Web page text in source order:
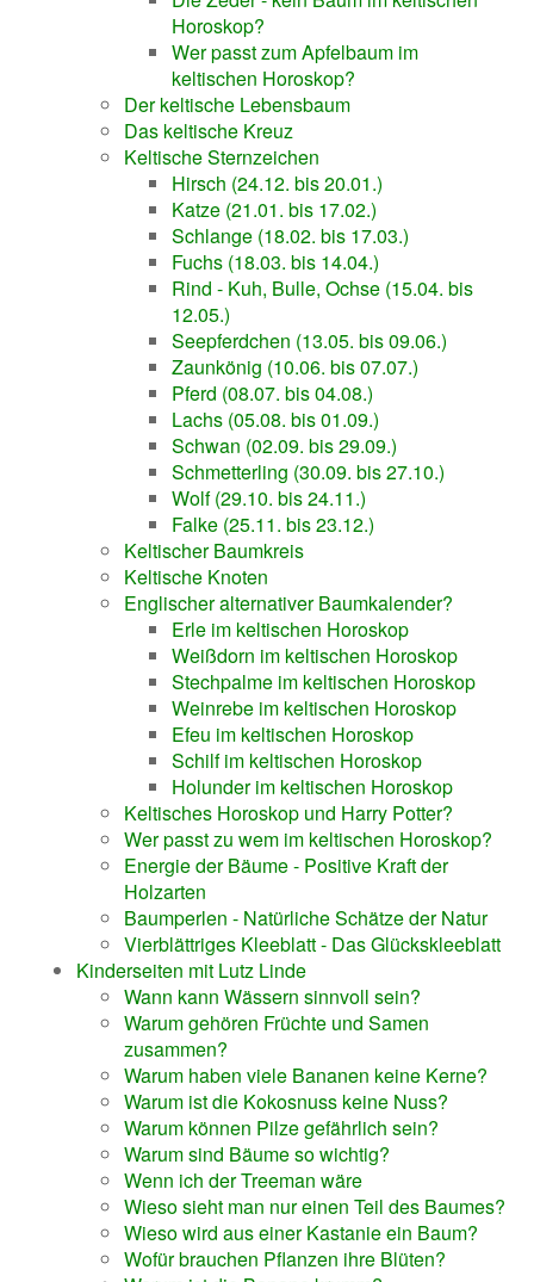
Horoskop?
Wer passt zum Apfelbaum im
keltischen Horoskop?
Der keltische Lebensbaum
Das keltische Kreuz
Keltische Sternzeichen
Hirsch (24.12. bis 20.01.)
Katze (21.01. bis 17.02.)
Schlange (18.02. bis 17.03.)
Fuchs (18.03. bis 14.04.)
Rind - Kuh, Bulle, Ochse (15.04. bis
12.05.)
Seepferdchen (13.05. bis 09.06.)
Zaunkönig (10.06. bis 07.07.)
Pferd (08.07. bis 04.08.)
Lachs (05.08. bis 01.09.)
Schwan (02.09. bis 29.09.)
Schmetterling (30.09. bis 27.10.)
Wolf (29.10. bis 24.11.)
Falke (25.11. bis 23.12.)
Keltischer Baumkreis
Keltische Knoten
Englischer alternativer Baumkalender?
Erle im keltischen Horoskop
Weißdorn im keltischen Horoskop
Stechpalme im keltischen Horoskop
Weinrebe im keltischen Horoskop
Efeu im keltischen Horoskop
Schilf im keltischen Horoskop
Holunder im keltischen Horoskop
Keltisches Horoskop und Harry Potter?
Wer passt zu wem im keltischen Horoskop?
Energie der Bäume - Positive Kraft der
Holzarten
Baumperlen - Natürliche Schätze der Natur
Vierblättriges Kleeblatt - Das Glückskleeblatt
Kinderseiten mit Lutz Linde
Wann kann Wässern sinnvoll sein?
Warum gehören Früchte und Samen
zusammen?
Warum haben viele Bananen keine Kerne?
Warum ist die Kokosnuss keine Nuss?
Warum können Pilze gefährlich sein?
Warum sind Bäume so wichtig?
Wenn ich der Treeman wäre
Wieso sieht man nur einen Teil des Baumes?
Wieso wird aus einer Kastanie ein Baum?
Wofür brauchen Pflanzen ihre Blüten?